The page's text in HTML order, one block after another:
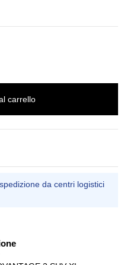
carrello
da centri logistici